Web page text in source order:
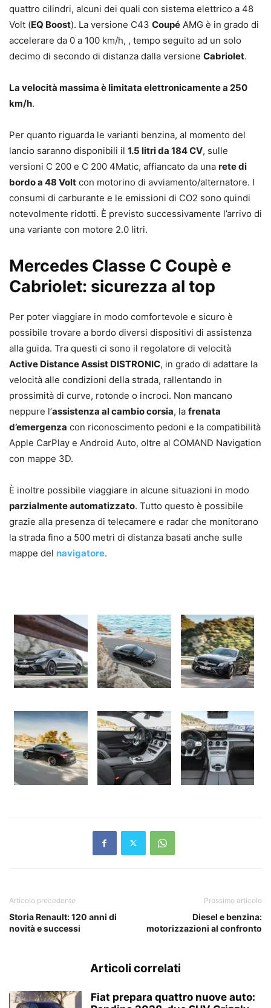
quattro cilindri, alcuni dei quali con sistema elettrico a 48
Volt (EQ Boost). La versione C43 Coupé AMG è in grado di
accelerare da 0 a 100 km/h, , tempo seguito ad un solo
decimo di secondo di distanza dalla versione Cabriolet.
La velocità massima è limitata elettronicamente a 250
km/h.
Per quanto riguarda le varianti benzina, al momento del
lancio saranno disponibili il 1.5 litri da 184 CV, sulle
versioni C 200 e C 200 4Matic, affiancato da una rete di
bordo a 48 Volt con motorino di avviamento/alternatore. I
consumi di carburante e le emissioni di CO2 sono quindi
notevolmente ridotti. È previsto successivamente l’arrivo di
una variante con motore 2.0 litri.
Mercedes Classe C Coupè e
Cabriolet: sicurezza al top
Per poter viaggiare in modo comfortevole e sicuro è
possibile trovare a bordo diversi dispositivi di assistenza
alla guida. Tra questi ci sono il regolatore di velocità
Active Distance Assist DISTRONIC, in grado di adattare la
velocità alle condizioni della strada, rallentando in
prossimità di curve, rotonde o incroci. Non mancano
neppure l’assistenza al cambio corsia, la frenata
d’emergenza con riconoscimento pedoni e la compatibilità
Apple CarPlay e Android Auto, oltre al COMAND Navigation
con mappe 3D.
È inoltre possibile viaggiare in alcune situazioni in modo
parzialmente automatizzato. Tutto questo è possibile
grazie alla presenza di telecamere e radar che monitorano
la strada fino a 500 metri di distanza basati anche sulle
mappe del navigatore.
Articolo precedente
Storia Renault: 120 anni di
novità e successi
Prossimo articolo
Diesel e benzina:
motorizzazioni al confronto
Articoli correlati
Fiat prepara quattro nuove auto: